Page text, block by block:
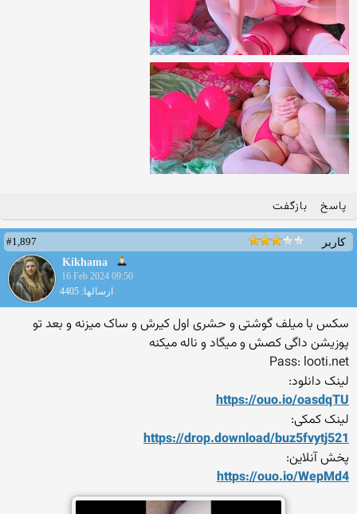
پاسخ بازگفت
کاربر
#1,897
Kikhama
16 Feb 2024 09:50
ارسالها: 4405
سکس با میلف گوشتی و حشری اول کیرش و ساک میزنه و بعد تو
پوزیشن داگی کصش و میگاد و ناله میکنه
Pass: looti.net
لینک دانلود:
https://ouo.io/oasdqTU
لینک کمکی:
https://drop.download/buz5fvytj521
پخش آنلاین:
https://ouo.io/WepMd4